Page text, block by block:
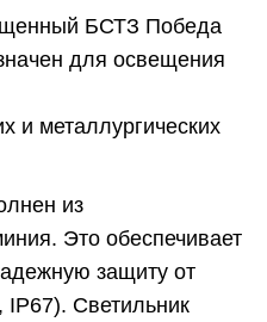
БСТЗ Победа
для освещения
и металлургических
из
Это обеспечивает
защиту от
Светильник